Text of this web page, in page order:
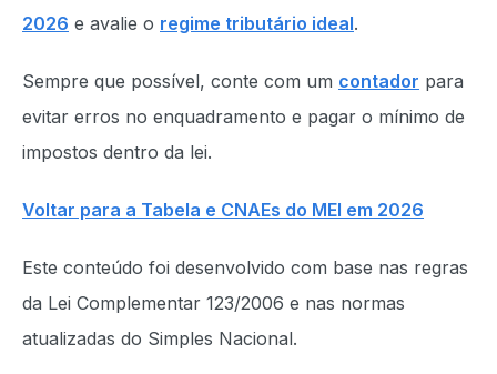
2026 e avalie o regime tributário ideal.
Sempre que possível, conte com um contador para
evitar erros no enquadramento e pagar o mínimo de
impostos dentro da lei.
Voltar para a Tabela e CNAEs do MEI em 2026
Este conteúdo foi desenvolvido com base nas regras
da Lei Complementar 123/2006 e nas normas
atualizadas do Simples Nacional.